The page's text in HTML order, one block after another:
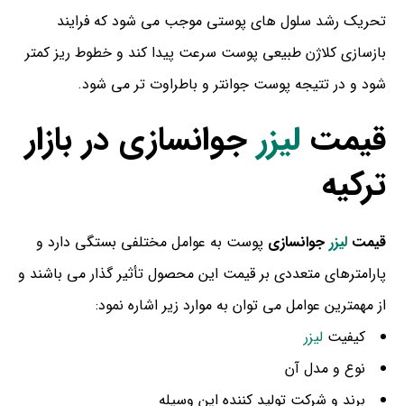
تحریک رشد سلول های پوستی موجب می شود که فرایند
بازسازی کلاژن طبیعی پوست سرعت پیدا کند و خطوط ریز کمتر
شود و در تتیجه پوست جوانتر و باطراوت تر می شود.
قیمت لیزرجوانسازی در بازار
ترکیه
قیمت لیزر جوانسازی پوست به عوامل مختلفی بستگی دارد و
پارامترهای متعددی بر قیمت این محصول تأثیر گذار می باشند و
از مهمترین عوامل می توان به موارد زیر اشاره نمود:
کیفیت لیزر
نوع و مدل آن
برند و شرکت تولید کننده این وسیله